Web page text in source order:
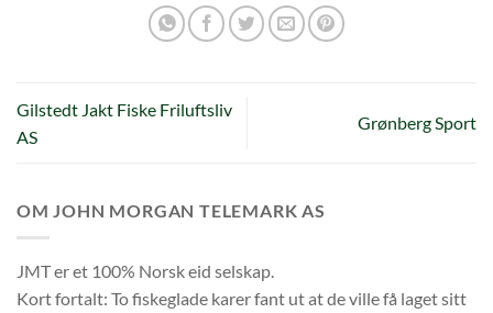
Gilstedt Jakt Fiske Friluftsliv
AS
Grønberg Sport
OM JOHN MORGAN TELEMARK AS
JMT er et 100% Norsk eid selskap.
Kort fortalt: To fiskeglade karer fant ut at de ville få laget sitt